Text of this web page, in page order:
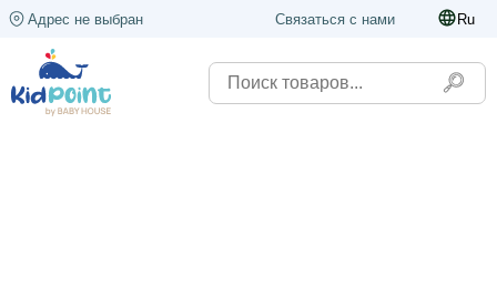
Адрес не выбран Связаться с нами Ru